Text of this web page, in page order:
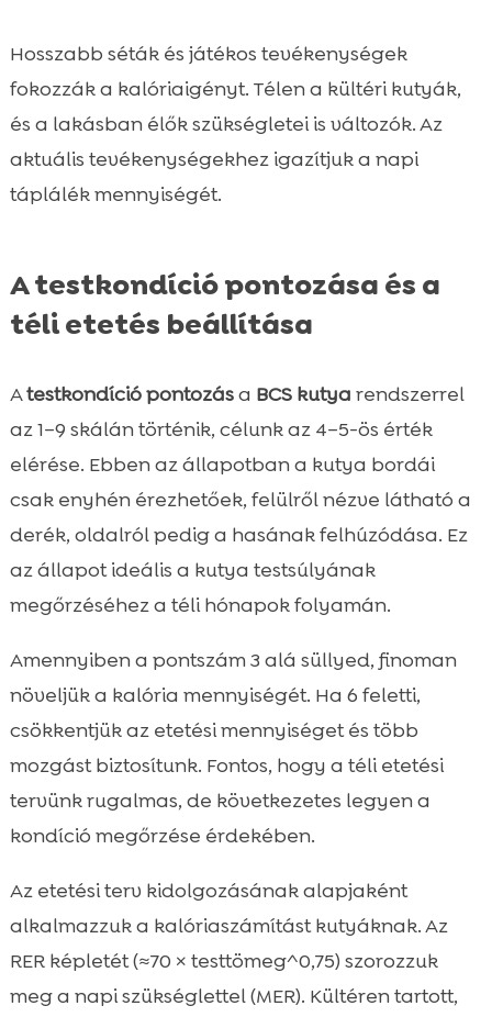
Hosszabb séták és játékos tevékenységek
fokozzák a kalóriaigényt. Télen a kültéri kutyák,
és a lakásban élők szükségletei is változók. Az
aktuális tevékenységekhez igazítjuk a napi
táplálék mennyiségét.
A testkondíció pontozása és a
téli etetés beállítása
Atestkondíció pontozása BCS kutya rendszerrel
az 1–9 skálán történik, célunk az 4–5-ös érték
elérése. Ebben az állapotban a kutya bordái
csak enyhén érezhetőek, felülről nézve látható a
derék, oldalról pedig a hasának felhúzódása. Ez
az állapot ideális a kutya testsúlyának
megőrzéséhez a téli hónapok folyamán.
Amennyiben a pontszám 3 alá süllyed, finoman
növeljük a kalória mennyiségét. Ha 6 feletti,
csökkentjük az etetési mennyiséget és több
mozgást biztosítunk. Fontos, hogy a téli etetési
tervünk rugalmas, de következetes legyen a
kondíció megőrzése érdekében.
Az etetési terv kidolgozásának alapjaként
alkalmazzuk a kalóriaszámítást kutyáknak. Az
RER képletét (≈70 × testtömeg^0,75) szorozzuk
meg a napi szükséglettel (MER). Kültéren tartott,